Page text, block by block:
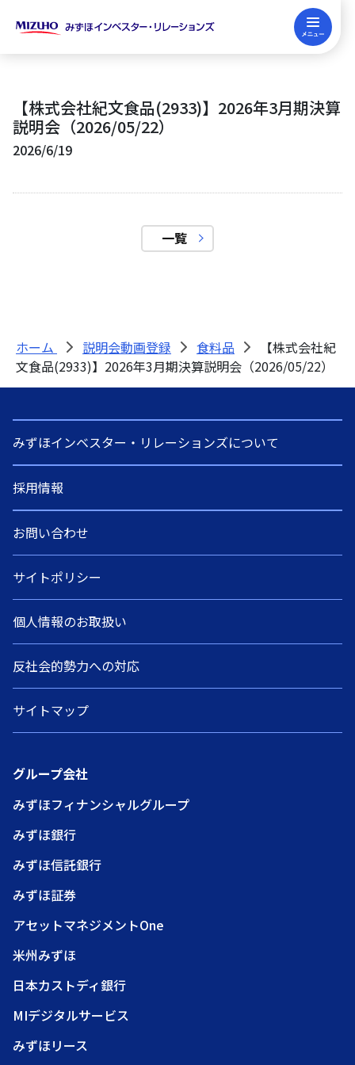
English
IRセミナー申込み FP継続教育 IRIS Master
企業向けサービス
SRコンサルティング
投資家向けサービス
会員登録画面
金融機関向け研修
みずほIRについて
会社概要
経営理念
代表挨拶
アクセス
ニュースリリース
【株式会社紀文食品(2933)】2026年3月期決算
説明会（2026/05/22）
2026/6/19
一覧
ホーム 説明会動画登録 食料品
【株式会社紀
文食品(2933)】2026年3月期決算説明会（2026/05/22）
みずほインベスター・リレーションズについて
採用情報
お問い合わせ
サイトポリシー
個人情報のお取扱い
反社会的勢力への対応
サイトマップ
グループ会社
みずほフィナンシャルグループ
みずほ銀行
みずほ信託銀行
みずほ証券
アセットマネジメントOne
米州みずほ
日本カストディ銀行
MIデジタルサービス
みずほリース